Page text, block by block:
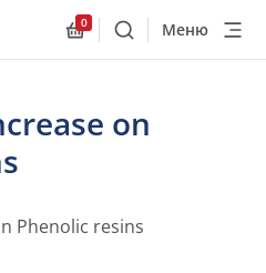
0
ПоискМеню
on